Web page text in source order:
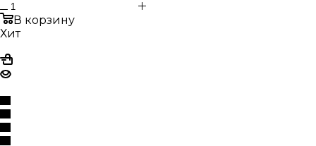
В корзину
Хит